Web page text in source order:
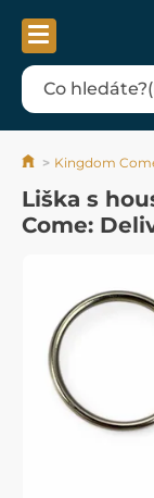
Kingdom
Liška s
Come: